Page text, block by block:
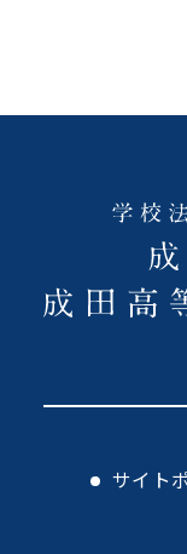
サイト